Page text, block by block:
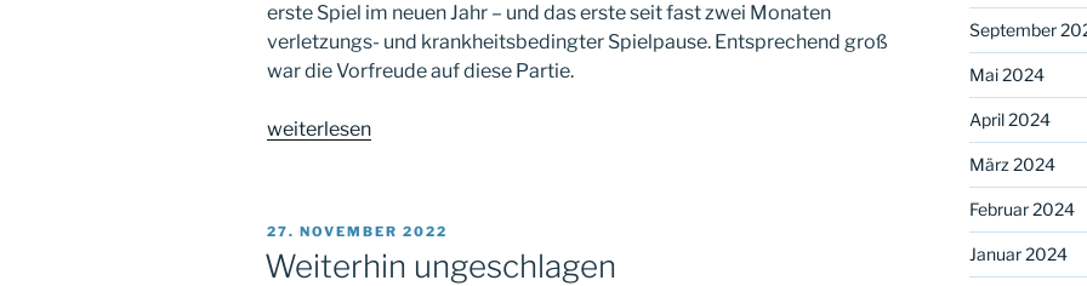
erste Spiel im neuen Jahr – und das erste seit fast zwei Monaten
verletzungs- und krankheitsbedingter Spielpause. Entsprechend groß
war die Vorfreude auf diese Partie.
„Kantersieg
weiterlesen
VERÖFFENTLICHT
AM
27. NOVEMBER 2022
Weiterhin ungeschlagen
September
Mai 2024
April 2024
März 2024
Februar 2024
Januar 2024